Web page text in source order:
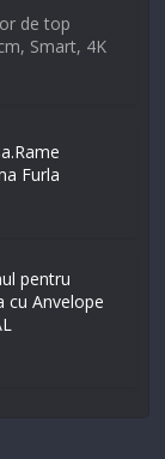
de top
Smart, 4K
Furla
pentru
cu Anvelope